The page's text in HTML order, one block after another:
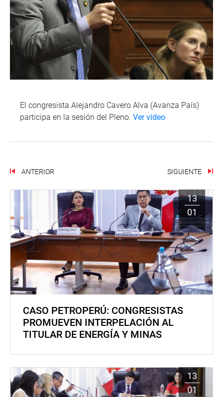
El congresista Alejandro Cavero Alva (Avanza País)
participa en la sesión del Pleno. Ver vídeo
ANTERIOR SIGUIENTE
13
01
CASO PETROPERÚ: CONGRESISTAS
PROMUEVEN INTERPELACIÓN AL
TITULAR DE ENERGÍA Y MINAS
13
01